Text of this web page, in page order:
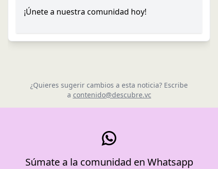
¡Únete a nuestra comunidad hoy!
¿Quieres sugerir cambios a esta noticia? Escribe
a contenido@descubre.vc
Súmate a la comunidad en Whatsapp